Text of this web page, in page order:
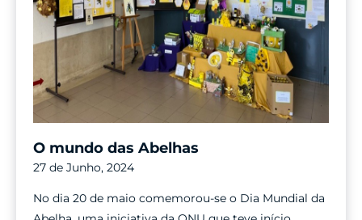
O mundo das Abelhas
27 de Junho, 2024
No dia 20 de maio comemorou-se o Dia Mundial da